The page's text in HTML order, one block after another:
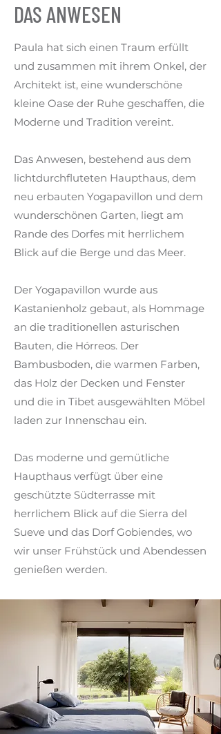
DAS ANWESEN
Paula hat sich einen Traum erfüllt
und zusammen mit ihrem Onkel, der
Architekt ist, eine wunderschöne
kleine Oase der Ruhe geschaffen, die
Moderne und Tradition vereint.
Das Anwesen, bestehend aus dem
lichtdurchfluteten Haupthaus, dem
neu erbauten Yogapavillon und dem
wunderschönen Garten, liegt am
Rande des Dorfes mit herrlichem
Blick auf die Berge und das Meer. ​
Der Yogapavillon wurde aus
Kastanienholz gebaut, als Hommage
an die traditionellen asturischen
Bauten, die Hórreos. Der
Bambusboden, die warmen Farben,
das Holz der Decken und Fenster
und die in Tibet ausgewählten Möbel
laden zur Innenschau ein.
Das moderne und gemütliche
Haupthaus verfügt über eine
geschützte Südterrasse mit
herrlichem Blick auf die Sierra del
Sueve und das Dorf Gobiendes, wo
wir unser Frühstück und Abendessen
genießen werden.